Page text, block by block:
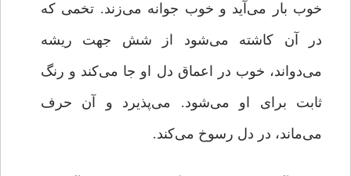
خوب بار می‌آید و خوب جوانه می‌زند. تخمی که
در آن کاشته می‌شود از شش جهت ریشه
می‌دواند، خوب در اعماق دل او جا می‌کند و رنگ
ثابت برای او می‌شود. می‌پذیرد و آن حرف
می‌ماند، در دل رسوخ می‌کند.